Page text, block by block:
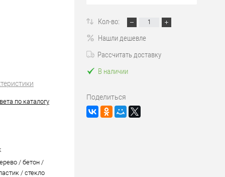
по каталогу
/ бетон /
/ стекло
Кол-во:
Нашли дешевле
Рассчитать доставку
В наличии
Поделиться